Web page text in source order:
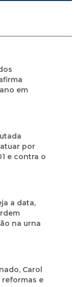
em
por
e contra o
a data,
na urna
Carol
reformas e